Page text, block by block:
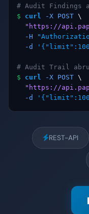
# Audit Findings
$
curl -X POST \
"https://
-H
-d
# Audit Trail
$
curl -X POST \
"https://
-d
REST-API